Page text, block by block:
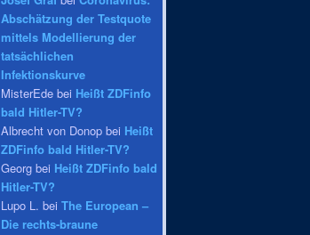
Abschätzung der Testquote
mittels Modellierung der
tatsächlichen
Infektionskurve
MisterEde bei Heißt ZDFinfo
bald Hitler-TV?
Albrecht von Donop bei Heißt
ZDFinfo bald Hitler-TV?
Georg bei Heißt ZDFinfo bald
Hitler-TV?
Lupo L. bei The European –
Die rechts-braune